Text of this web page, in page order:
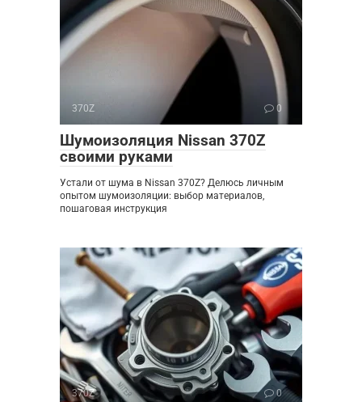
370Z 0
Шумоизоляция Nissan 370Z
своими руками
Устали от шума в Nissan 370Z? Делюсь личным
опытом шумоизоляции: выбор материалов,
пошаговая инструкция
370Z 0